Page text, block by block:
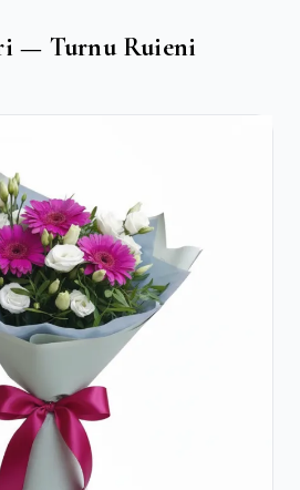
— Turnu Ruieni